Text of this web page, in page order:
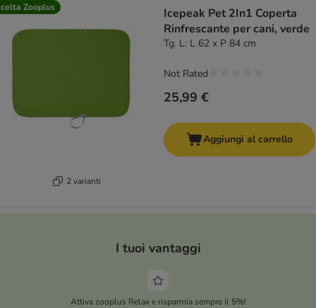
Zooplus
2 varianti
Icepeak Pet 2In1 Coperta
Rinfrescante per cani, verde
Tg. L: L 62 x P 84 cm
25,99 €
Not Rated
Aggiungi al carrello
I tuoi vantaggi
Attiva zooplus Relax e risparmia sempre il 5%!